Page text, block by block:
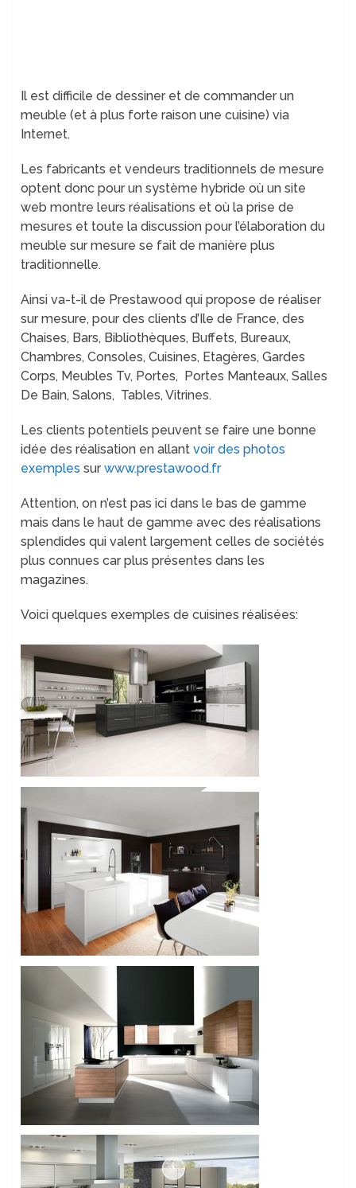
Il est difficile de dessiner et de commander un
meuble (et à plus forte raison une cuisine) via
Internet.
Les fabricants et vendeurs traditionnels de mesure
optent donc pour un système hybride où un site
web montre leurs réalisations et où la prise de
mesures et toute la discussion pour l’élaboration du
meuble sur mesure se fait de manière plus
traditionnelle.
Ainsi va-t-il de Prestawood qui propose de réaliser
sur mesure, pour des clients d’Ile de France, des
Chaises, Bars, Bibliothèques, Buffets, Bureaux,
Chambres, Consoles, Cuisines, Etagères, Gardes
Corps, Meubles Tv, Portes, Portes Manteaux, Salles
De Bain, Salons, Tables, Vitrines.
Les clients potentiels peuvent se faire une bonne
idée des réalisation en allantvoir des photos
exemples surwww.prestawood.fr
Attention, on n’est pas ici dans le bas de gamme
mais dans le haut de gamme avec des réalisations
splendides qui valent largement celles de sociétés
plus connues car plus présentes dans les
magazines.
Voici quelques exemples de cuisines réalisées: